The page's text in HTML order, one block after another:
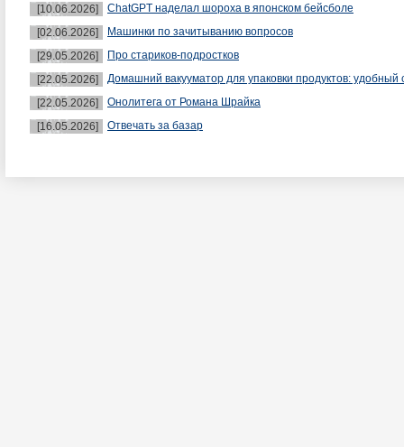
[10.06.2026]
ChatGPT наделал шороха в японском бейсболе
[02.06.2026]
Машинки по зачитыванию вопросов
[29.05.2026]
Про стариков-подростков
[22.05.2026]
Домашний вакууматор для упаковки продуктов: удобный
[22.05.2026]
Онолитега от Романа Шрайка
[16.05.2026]
Отвечать за базар